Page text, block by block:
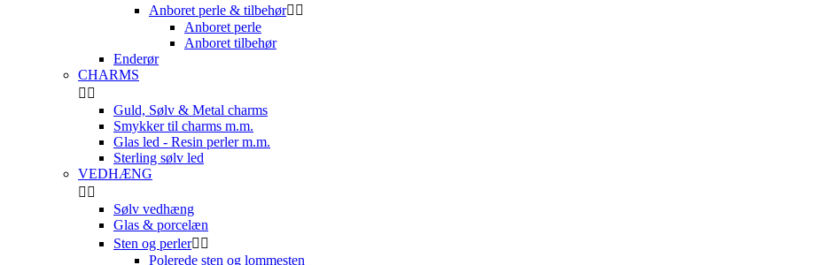
Anboret perle & tilbehør 
Anboret perle
Anboret tilbehør
Enderør
CHARMS
 
Guld, Sølv & Metal charms
Smykker til charms m.m.
Glas led - Resin perler m.m.
Sterling sølv led
VEDHÆNG
 
Sølv vedhæng
Glas & porcelæn
Sten og perler 
Polerede sten og lommesten